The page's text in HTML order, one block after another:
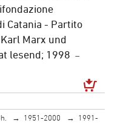
Catania - Partito
Marx und
lesend; 1998
1951-2000
1991-